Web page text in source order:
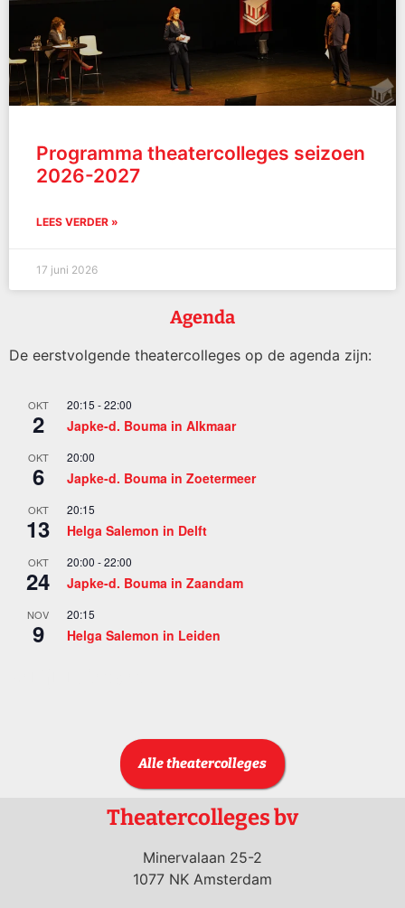
Programma theatercolleges seizoen
2026-2027
LEES VERDER »
17 juni 2026
Agenda
De eerstvolgende theatercolleges op de agenda zijn:
OKT
2
20:15 -22:00
Japke-d. Bouma in Alkmaar
OKT
6
20:00
Japke-d. Bouma in Zoetermeer
OKT
13
20:15
Helga Salemon in Delft
OKT
24
20:00 -22:00
Japke-d. Bouma in Zaandam
NOV
9
20:15
Helga Salemon in Leiden
Alle theatercolleges
Theatercolleges bv
Minervalaan 25-2
1077 NK Amsterdam